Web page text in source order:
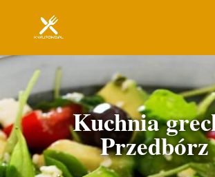
Kuchnia
Przedbórz